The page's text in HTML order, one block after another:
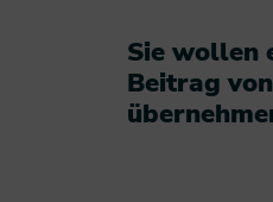
Sie wollen
Beitrag